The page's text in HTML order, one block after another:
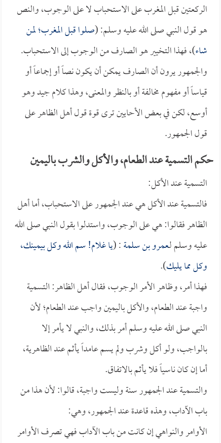
الركعتين قبل المغرب على الاستحباب لا على الوجوب، والنص
هو قول النبي صلى الله عليه وسلم: (صلوا قبل المغرب؛ لمن
شاء)، فهذا التخيير هو الصارف من الوجوب إلى الاستحباب.
والجمهور يرون أن الصارف يمكن أن يكون نصاً أو إجماعاً أو
قياساً أو مفهوم مخالفة أو بالنظر والمعنى، وهذا كلام جيد وهو
أوسع، لكن في بعض الأحايين ترى قوة قول أهل الظاهر على
قول الجمهور.
حكم التسمية عند الطعام، والأكل والشرب باليمين
التسمية عند الأكل:
فالتسمية عند الأكل هي عند الجمهور على الاستحباب، أما أهل
الظاهر فقالوا: هي على الوجوب، واستدلوا بقول النبي صلى الله
عليه وسلم لـعمرو بن سلمة: (يا غلام! سم الله وكل بيمينك،
وكل مما يليك).
فهذا أمر، وظاهر الأمر الوجوب، فقال أهل الظاهر: التسمية
واجبة عند الطعام، والأكل باليمين واجب عند الطعام؛ لأن
النبي صلى الله عليه وسلم أمر بذلك، والنبي لا يأمر إلا
بالواجب، ولو أكل وشرب ولم يسم عامداً يأثم عند الظاهرية،
أما إن كان ناسياً فلا يأثم بالاتفاق.
والتسمية عند الجمهور سنة وليست واجبة، قالوا: لأن هذا من
باب الآداب، وهذه قاعدة عند الجمهور، وهي:
الأوامر والنواهي إن كانت من باب الآداب فهي تصرف الأوامر